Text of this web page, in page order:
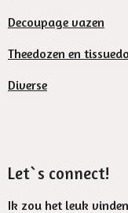
Decoupage vazen
Theedozen en
Diverse
Let`s connect!
Ik zou het leuk